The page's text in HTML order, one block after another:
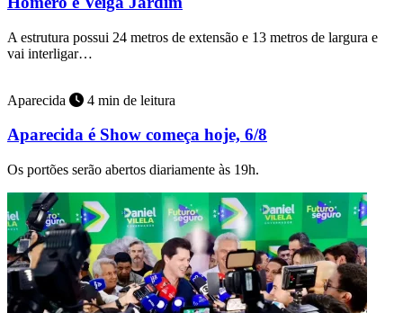
A estrutura possui 24 metros de extensão e 13 metros de largura e
vai interligar…
Aparecida 4 min de leitura
Aparecida é Show começa hoje, 6/8
Os portões serão abertos diariamente às 19h.